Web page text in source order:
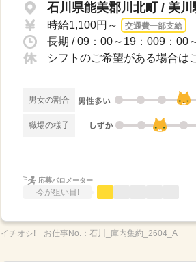
石川県能美郡川北町 / 美川
時給1,100円～ 交通費一部支給
シフトのご希望がある場合は
男女の割合
職場の様子
応募バロメーター
今が狙い目!
イチオシ! お仕事No.： 石川_庫内集約_2604_A